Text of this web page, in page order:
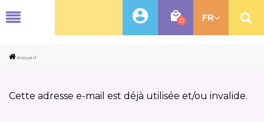
0 FR
Accueil
Cette adresse e-mail est déjà utilisée et/ou invalide.